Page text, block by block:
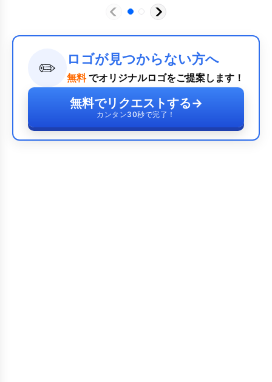
✏️ ロゴが見つからない方へ
無料 でオリジナルロゴをご提案します！
無料でリクエストする→
カンタン30秒で完了！